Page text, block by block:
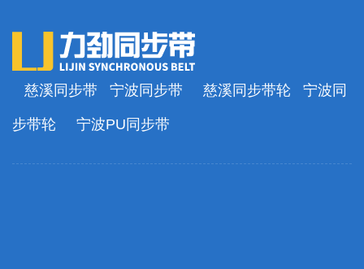
慈溪同步带 宁波同步带 慈溪同步带轮 宁波同
步带轮 宁波PU同步带